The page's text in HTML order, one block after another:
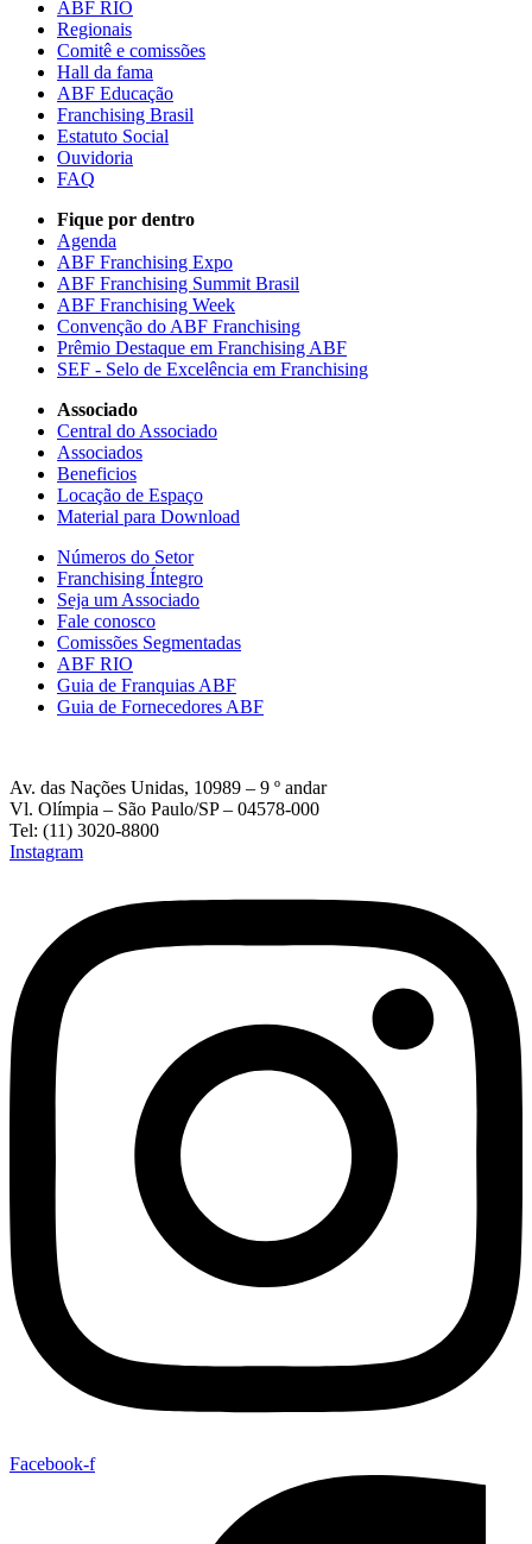
ABF RIO
Regionais
Comitê e comissões
Hall da fama
ABF Educação
Franchising Brasil
Estatuto Social
Ouvidoria
FAQ
Fique por dentro
Agenda
ABF Franchising Expo
ABF Franchising Summit Brasil
ABF Franchising Week
Convenção do ABF Franchising
Prêmio Destaque em Franchising ABF
SEF - Selo de Excelência em Franchising
Associado
Central do Associado
Associados
Beneficios
Locação de Espaço
Material para Download
Números do Setor
Franchising Íntegro
Seja um Associado
Fale conosco
Comissões Segmentadas
ABF RIO
Guia de Franquias ABF
Guia de Fornecedores ABF
Av. das Nações Unidas, 10989 – 9 º andar
Vl. Olímpia – São Paulo/SP – 04578-000
Tel: (11) 3020-8800
Instagram
Facebook-f